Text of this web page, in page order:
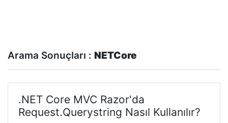
Arama Sonuçları : NETCore
.NET Core MVC Razor'da
Request.Querystring Nasıl Kullanılır?